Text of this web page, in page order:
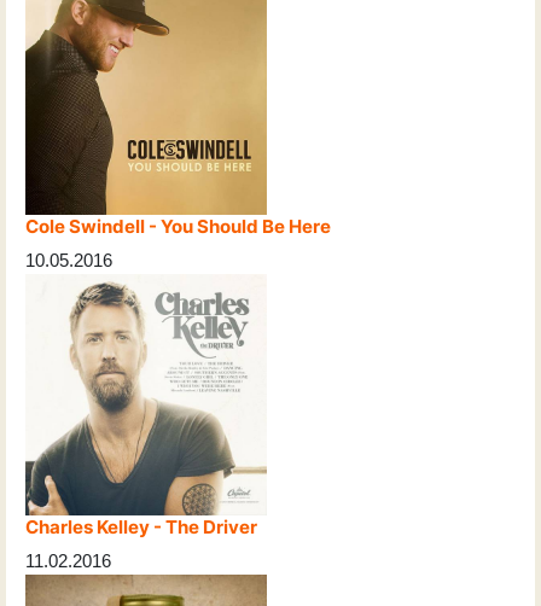
Cole Swindell - You Should Be Here
10.05.2016
Charles Kelley - The Driver
11.02.2016